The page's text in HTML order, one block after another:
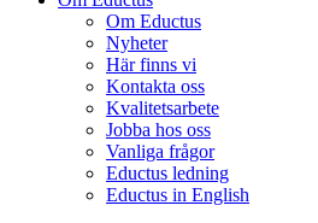
Om Eductus
Nyheter
Här finns vi
Kontakta oss
Kvalitetsarbete
Jobba hos oss
Vanliga frågor
Eductus ledning
Eductus in English